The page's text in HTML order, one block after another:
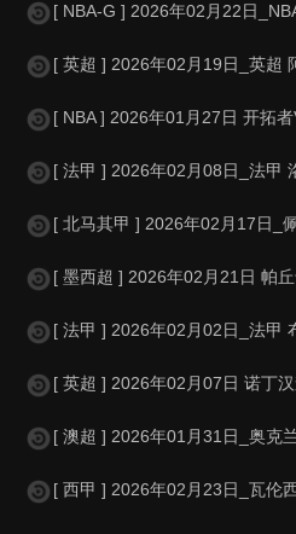
[ NBA-G ] 2026年02月22日_NBA-G 奥
[ 英超 ] 2026年02月19日_英超 阿森纳
[ NBA ] 2026年01月27日 开拓者VS凯
[ 法甲 ] 2026年02月08日_法甲 洛里昂
[ 北马其甲 ] 2026年02月17日_佩利斯特VS
[ 墨西超 ] 2026年02月21日 帕丘卡VS老
[ 法甲 ] 2026年02月02日_法甲 布雷斯
[ 英超 ] 2026年02月07日 诺丁汉森林
[ 澳超 ] 2026年01月31日_奥克兰FCVS
[ 西甲 ] 2026年02月23日_瓦伦西亚VS